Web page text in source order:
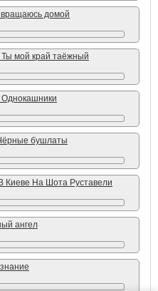
домой
Ты мой край таёжный
Однокашники
бушлаты
Киеве На Шота Руставели
ангел